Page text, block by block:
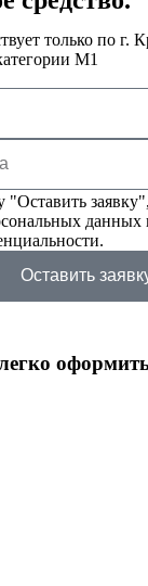
только по г.
М1
данных
Оставить